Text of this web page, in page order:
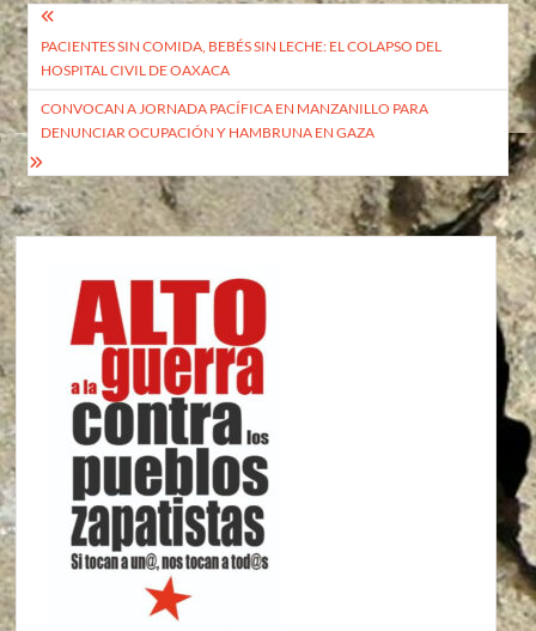
Navegación
de
entradas
PACIENTES SIN COMIDA, BEBÉS SIN LECHE: EL COLAPSO DEL
HOSPITAL CIVIL DE OAXACA
CONVOCAN A JORNADA PACÍFICA EN MANZANILLO PARA
DENUNCIAR OCUPACIÓN Y HAMBRUNA EN GAZA